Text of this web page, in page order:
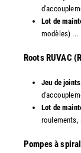
Lot de
modèles) ...
​Roots RUVAC
Jeu de joints
Lot de
roulements,
​Pompes à